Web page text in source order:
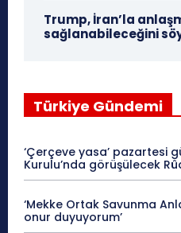
Trump, İran’la
sağlanabileceğini
Türkiye Gündemi
‘Çerçeve yasa’ pazartesi
Kurulu’nda görüşülecek
‘Mekke Ortak Savunma
onur duyuyorum’